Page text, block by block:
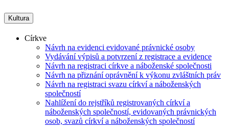
Kultura
Církve
Návrh na evidenci evidované právnické osoby
Vydávání výpisů a potvrzení z registrace a evidence
Návrh na registraci církve a náboženské společnosti
Návrh na přiznání oprávnění k výkonu zvláštních práv
Návrh na registraci svazu církví a náboženských
společností
Nahlížení do rejstříků registrovaných církví a
náboženských společností, evidovaných právnických
osob, svazů církví a náboženských společností